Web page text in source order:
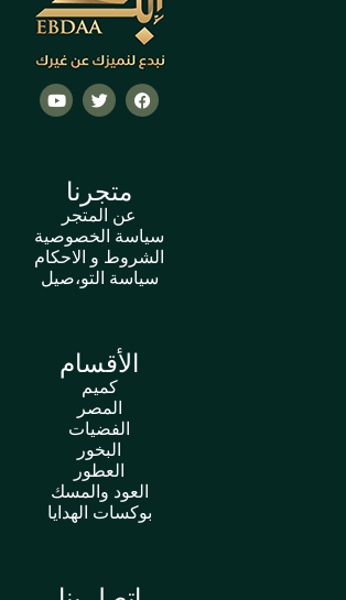
متجرنا
عن المتجر
سياسة الخصوصية
الشروط و الاحكام
سياسة التو،صيل
الأقسام
كميم
المصر
الفضيات
البخور
العطور
العود والمسك
بوكسات الهدايا